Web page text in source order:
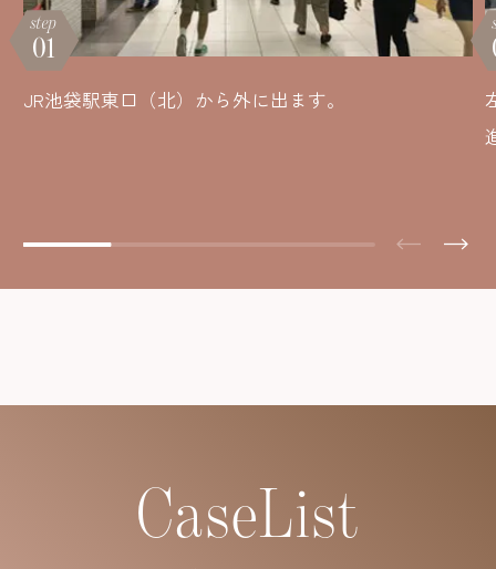
step
01
JR池袋駅東口（北）から外に出ます。
CaseList